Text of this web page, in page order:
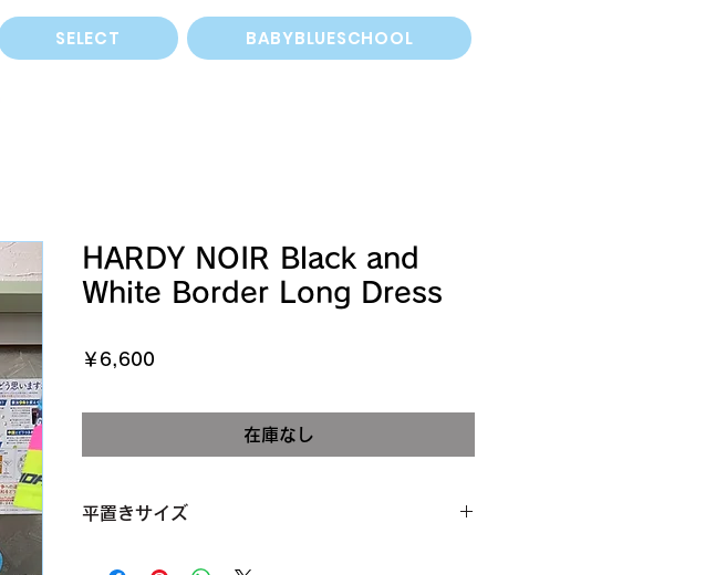
SELECT BABYBLUESCHOOL
HARDY NOIR Black and
White Border Long Dress
￥6,600
在庫なし
平置きサイズ